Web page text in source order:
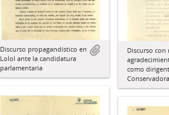
Discurso propagandístico en
Lolol ante la candidatura
parlamentaria
Discurso
como